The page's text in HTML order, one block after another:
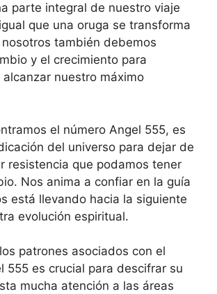
parte integral de nuestro viaje
que una oruga se transforma
también debemos
y el crecimiento para
alcanzar nuestro máximo
el número Angel 555, es
del universo para dejar de
resistencia que podamos tener
Nos anima a confiar en la guía
está llevando hacia la siguiente
evolución espiritual.
patrones asociados con el
555 es crucial para descifrar su
mucha atención a las áreas